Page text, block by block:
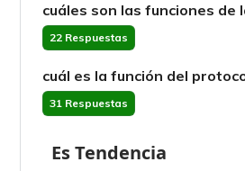
cuáles son las funciones de
22 Respuestas
cuál es la función del
31 Respuestas
Es Tendencia